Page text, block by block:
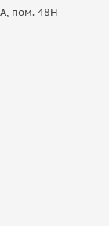
пом. 48Н